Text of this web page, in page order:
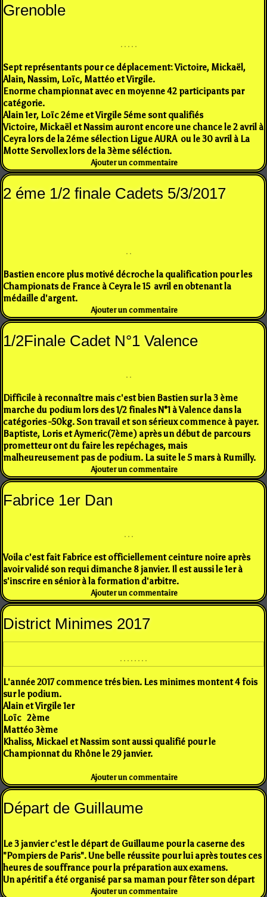
Grenoble
Sept représentants pour ce déplacement: Victoire, Mickaël,
Alain, Nassim, Loïc, Mattéo et Virgile.
Enorme championnat avec en moyenne 42 participants par
catégorie.
Alain 1er, Loïc 2éme et Virgile 5éme sont qualifiés
Victoire, Mickaël et Nassim auront encore une chance le 2 avril à
Ceyra lors de la 2éme sélection Ligue AURA ou le 30 avril à La
Motte Servollex lors de la 3ème séléction.
Ajouter un commentaire
2 éme 1/2 finale Cadets 5/3/2017
Bastien encore plus motivé décroche la qualification pour les
Championats de France à Ceyra le 15 avril en obtenant la
médaille d'argent.
Ajouter un commentaire
1/2Finale Cadet N°1 Valence
Difficile à reconnaître mais c'est bien Bastien sur la 3 ème
marche du podium lors des 1/2 finales N°1 à Valence dans la
catégories -50kg. Son travail et son sérieux commence à payer.
Baptiste, Loris et Aymeric(7ème) après un début de parcours
prometteur ont du faire les repéchages, mais
malheureusement pas de podium. La suite le 5 mars à Rumilly.
Ajouter un commentaire
Fabrice 1er Dan
Voila c'est fait Fabrice est officiellement ceinture noire après
avoir validé son requi dimanche 8 janvier. Il est aussi le 1er à
s'inscrire en sénior à la formation d'arbitre.
Ajouter un commentaire
District Minimes 2017
L'année 2017 commence trés bien. Les minimes montent 4 fois
sur le podium.
Alain et Virgile 1er
Loïc 2ème
Mattéo 3ème
Khaliss, Mickael et Nassim sont aussi qualifié pour le
Championnat du Rhône le 29 janvier.
Ajouter un commentaire
Départ de Guillaume
Le 3 janvier c'est le départ de Guillaume pour la caserne des
"Pompiers de Paris". Une belle réussite pour lui après toutes ces
heures de souffrance pour la préparation aux examens.
Un apéritif a été organisé par sa maman pour fêter son départ
Ajouter un commentaire